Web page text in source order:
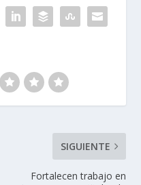
SIGUIENTE
Fortalecen trabajo en